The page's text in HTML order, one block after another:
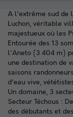
A l'extrême sud de
Luchon, véritable
majestueux où les
Entourée des 13
l'Aneto (3 404 m)
une destination de
saisons
d'eau vive,
Un domaine, 3
Secteur Téchous :
des débutants et